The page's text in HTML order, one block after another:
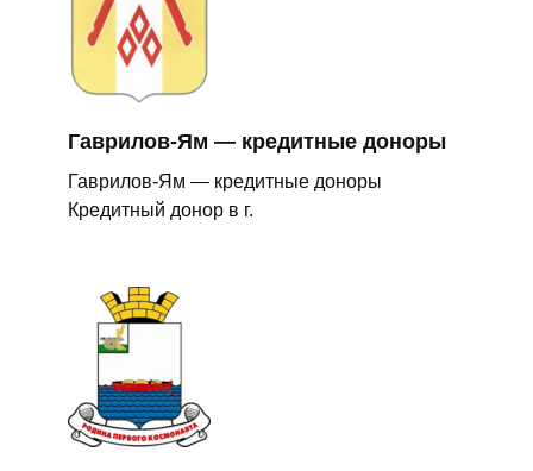
Гаврилов-Ям — кредитные доноры
Гаврилов-Ям — кредитные доноры
Кредитный донор в г.